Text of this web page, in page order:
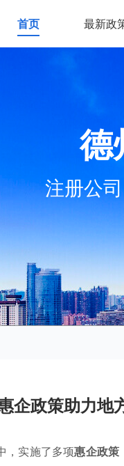
首页 最新政
德
注册公
企政策助力地
，实施了多项惠企政策